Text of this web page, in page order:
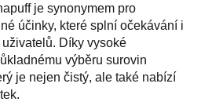
je synonymem pro
účinky, které splní očekávání i
Díky vysoké
výběru surovin
je nejen čistý, ale také nabízí